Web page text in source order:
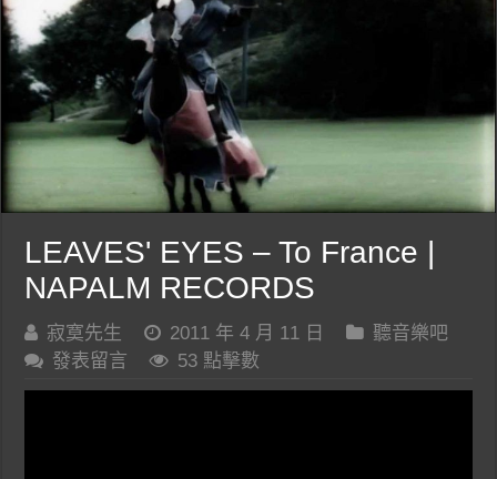
LEAVES' EYES – To France |
NAPALM RECORDS
寂寞先生 2011 年 4 月 11 日
聽音樂吧
發表留言
53 點擊數